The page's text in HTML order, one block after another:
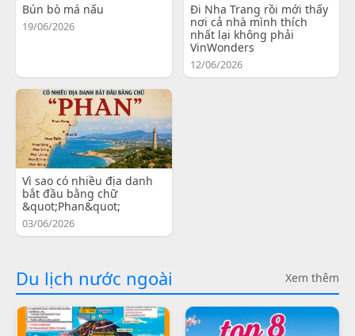
Bún bò má nấu
19/06/2026
Đi Nha Trang rồi mới thấy
nơi cả nhà mình thích
nhất lại không phải
VinWonders
12/06/2026
Vì sao có nhiều địa danh
bắt đầu bằng chữ
&quot;Phan&quot;
03/06/2026
Du lịch nước ngoài Xem thêm